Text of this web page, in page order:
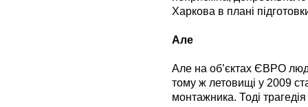
Харкова в плані
Але
Але на об’єктах ЄВРО
тому ж летовищі у 2009
монтажника. Тоді